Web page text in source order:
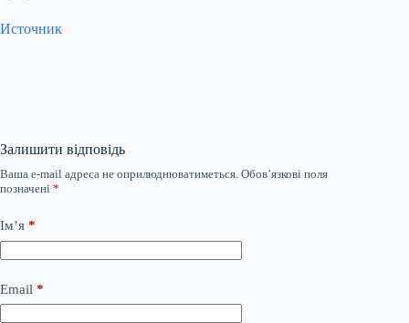
Источник
Залишити відповідь
Ваша e-mail адреса не оприлюднюватиметься. Обов’язкові поля
позначені *
Ім’я *
Email *